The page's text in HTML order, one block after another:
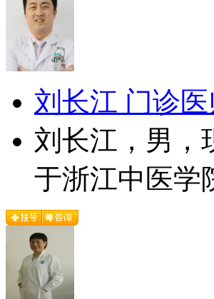
刘长江 门诊医
刘长江，男，
于浙江中医学